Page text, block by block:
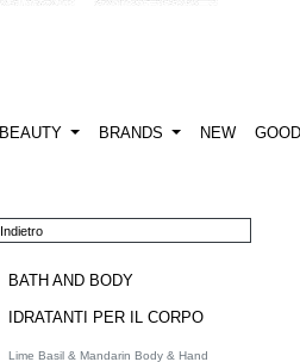
BEAUTY BRANDS NEW
Indietro
BATH AND BODY
IDRATANTI PER IL CORPO
Lime Basil & Mandarin Body & Hand